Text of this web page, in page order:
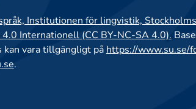
Institutionen för lingvistik,
Internationell (CC BY-NC-SA 4.0).
vara tillgängligt på https://www.su.se/
.